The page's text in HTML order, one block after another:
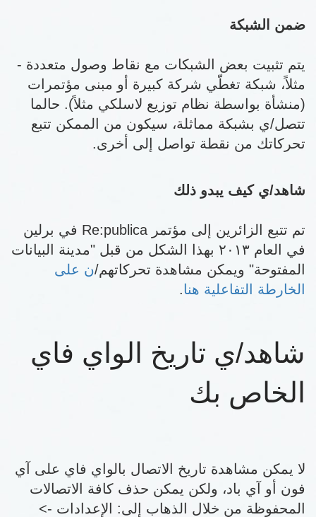
ضمن الشبكة
يتم تثبيت بعض الشبكات مع نقاط وصول متعددة -
مثلاً، شبكة تغطّي شركة كبيرة أو مبنى مؤتمرات
(منشأة بواسطة نظام توزيع لاسلكي مثلاً). حالما
تتصل/ي بشبكة مماثلة، سيكون من الممكن تتبع
تحركاتك من نقطة تواصل إلى أخرى.
شاهد/ي كيف يبدو ذلك
تم تتبع الزائرين إلى مؤتمر Re:publica في برلين
في العام ٢٠١٣ بهذا الشكل من قبل "مدينة البيانات
المفتوحة" ويمكن مشاهدة تحركاتهم/ن على
الخارطة التفاعلية هنا.
شاهد/ي تاريخ الواي فاي
الخاص بك
لا يمكن مشاهدة تاريخ الاتصال بالواي فاي على آي
فون أو آي باد، ولكن يمكن حذف كافة الاتصالات
المحفوظة من خلال الذهاب إلى: الإعدادات ->